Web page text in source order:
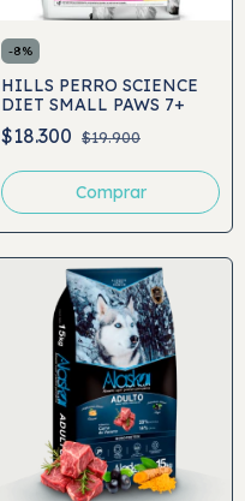
-8%
HILLS PERRO SCIENCE
DIET SMALL PAWS 7+
$18.300 $19.900
Comprar